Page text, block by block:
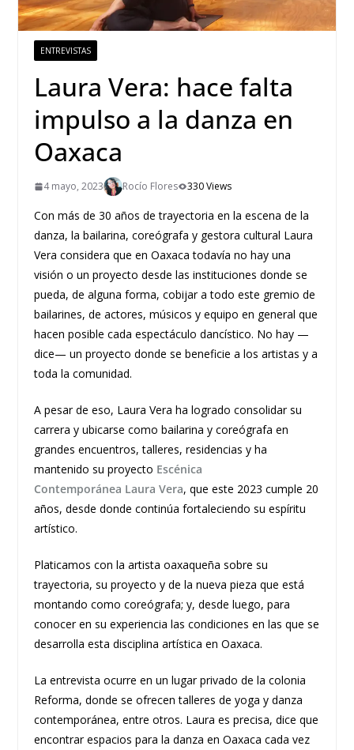
ENTREVISTAS
Laura Vera: hace falta
impulso a la danza en
Oaxaca
4 mayo, 2023 Rocío Flores 330 Views
Con más de 30 años de trayectoria en la escena de la
danza, la bailarina, coreógrafa y gestora cultural Laura
Vera considera que en Oaxaca todavía no hay una
visión o un proyecto desde las instituciones donde se
pueda, de alguna forma, cobijar a todo este gremio de
bailarines, de actores, músicos y equipo en general que
hacen posible cada espectáculo dancístico. No hay —
dice— un proyecto donde se beneficie a los artistas y a
toda la comunidad.
A pesar de eso, Laura Vera ha logrado consolidar su
carrera y ubicarse como bailarina y coreógrafa en
grandes encuentros, talleres, residencias y ha
mantenido su proyecto Escénica
Contemporánea Laura Vera, que este 2023 cumple 20
años, desde donde continúa fortaleciendo su espíritu
artístico.
Platicamos con la artista oaxaqueña sobre su
trayectoria, su proyecto y de la nueva pieza que está
montando como coreógrafa; y, desde luego, para
conocer en su experiencia las condiciones en las que se
desarrolla esta disciplina artística en Oaxaca.
La entrevista ocurre en un lugar privado de la colonia
Reforma, donde se ofrecen talleres de yoga y danza
contemporánea, entre otros. Laura es precisa, dice que
encontrar espacios para la danza en Oaxaca cada vez